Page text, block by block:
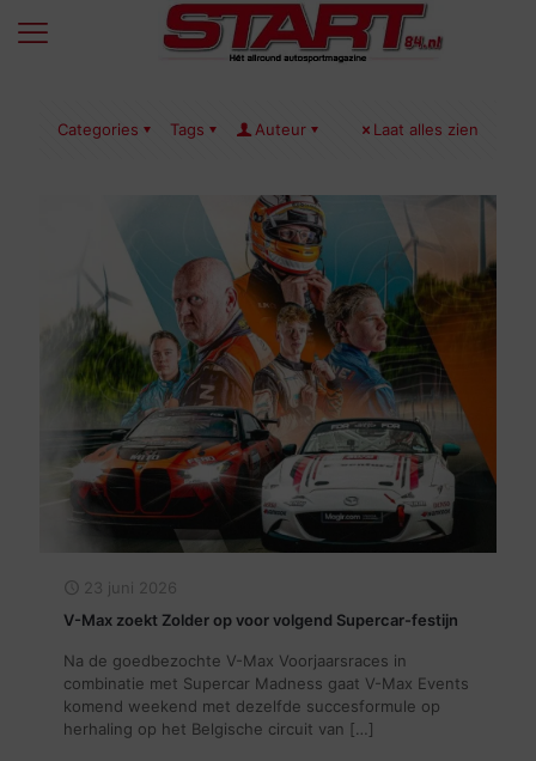
Categories Tags Auteur Laat alles zien
23 juni 2026
V-Max zoekt Zolder op voor volgend Supercar-festijn
Na de goedbezochte V-Max Voorjaarsraces in
combinatie met Supercar Madness gaat V-Max Events
komend weekend met dezelfde succesformule op
herhaling op het Belgische circuit van […]